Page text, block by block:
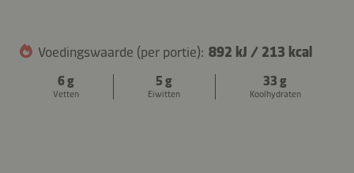
Voedingswaarde (per portie): 892 kJ / 213 kcal
6 g
Vetten
5 g
Eiwitten
33 g
Koolhydraten